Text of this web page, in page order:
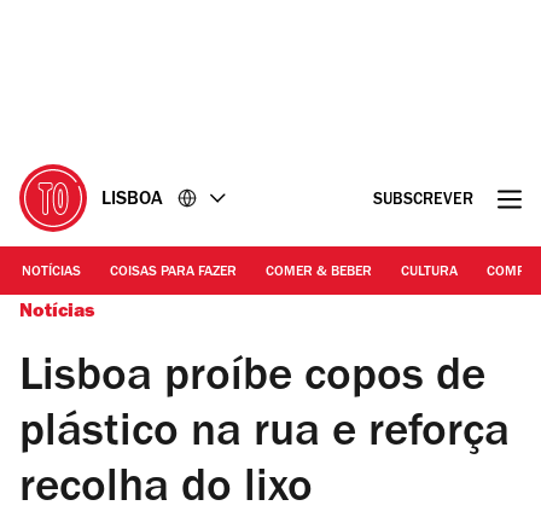
LISBOA SUBSCREVER
NOTÍCIAS COISAS PARA FAZER COMER & BEBER CULTURA
Notícias
Lisboa proíbe copos de
plástico na rua e reforça
recolha do lixo